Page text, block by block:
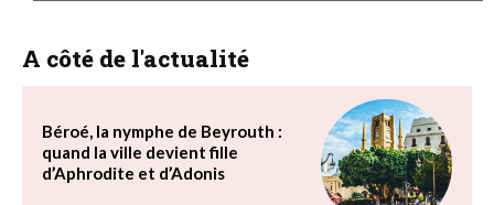
A côté de l'actualité
Béroé, la nymphe de Beyrouth :
quand la ville devient fille
d’Aphrodite et d’Adonis